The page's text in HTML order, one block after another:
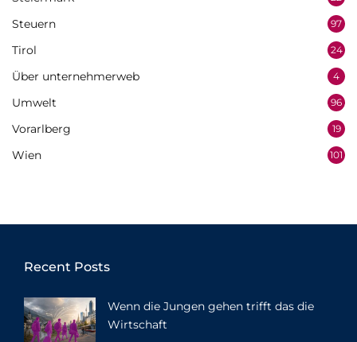
Steuern 97
Tirol 24
Über unternehmerweb 4
Umwelt 96
Vorarlberg 19
Wien 101
Recent Posts
Wenn die Jungen gehen trifft das die
Wirtschaft